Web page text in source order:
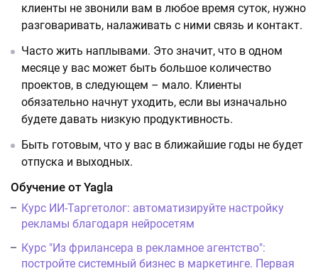
клиенты не звонили вам в любое время суток, нужно
разговаривать, налаживать с ними связь и контакт.
Часто жить наплывами. Это значит, что в одном
месяце у вас может быть большое количество
проектов, в следующем – мало. Клиенты
обязательно начнут уходить, если вы изначально
будете давать низкую продуктивность.
Быть готовым, что у вас в ближайшие годы не будет
отпуска и выходных.
Обучение от Yagla
Курс ИИ-Таргетолог: автоматизируйте настройку
рекламы благодаря нейросетям
Курс "Из фрилансера в рекламное агентство":
постройте системный бизнес в маркетинге. Первая